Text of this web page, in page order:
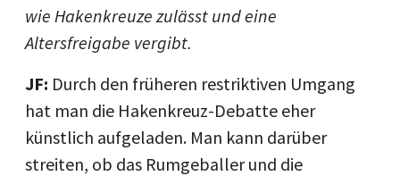
wie Hakenkreuze zulässt und eine
Altersfreigabe vergibt.
JF: Durch den früheren restriktiven Umgang
hat man die Hakenkreuz-Debatte eher
künstlich aufgeladen. Man kann darüber
streiten, ob das Rumgeballer und die